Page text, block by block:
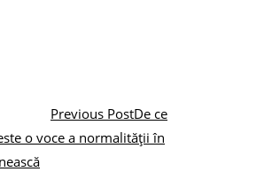
Previous PostDe ce
o voce a normalității în